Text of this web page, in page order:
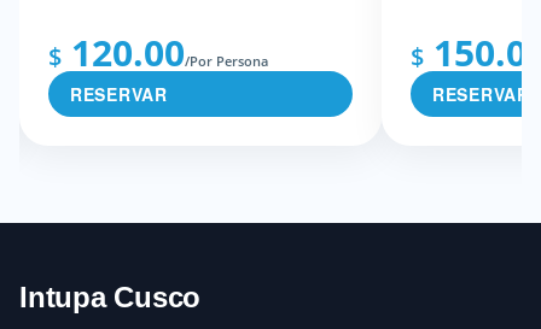
$ 120.00/Por Persona
RESERVAR
$
RESERVAR
Intupa Cusco